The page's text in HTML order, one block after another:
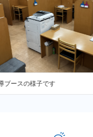
解決方法で」
携し」
徒様を指導・導いていく」
す。
様ごとに、地域ごとに、
てた【個別的な指導】が重
駅前教室では生徒の皆さまが
ブースの様子です